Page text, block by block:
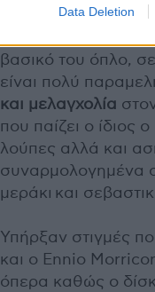
Data Deletion
Αντώνιον» του
βασικό του όπλο,
είναι πολύ
και μελαγχολία
που παίζει ο ίδιος
λούπες αλλά και
συναρμολογημένα
μεράκι και
Υπήρξαν στιγμές
και ο Ennio
όπερα καθώς ο